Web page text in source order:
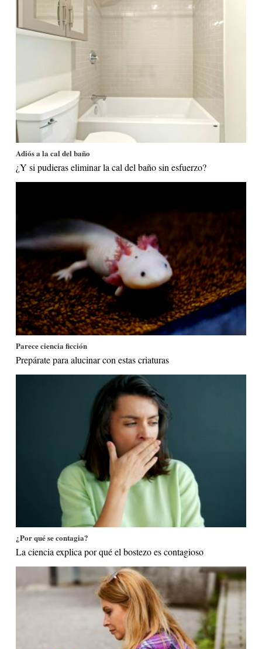
Adiós a la cal del baño
¿Y si pudieras eliminar la cal del baño sin esfuerzo?
Parece ciencia ficción
Prepárate para alucinar con estas criaturas
¿Por qué se contagia?
La ciencia explica por qué el bostezo es contagioso